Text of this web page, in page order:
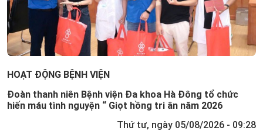
HOẠT ĐỘNG BỆNH VIỆN
Đoàn thanh niên Bệnh viện Đa khoa Hà Đông tổ chức
hiến máu tình nguyện “ Giọt hồng tri ân năm 2026
Thứ tư, ngày 05/08/2026 - 09:28